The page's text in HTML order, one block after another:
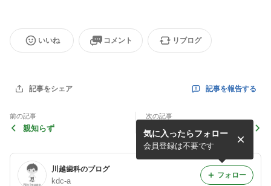
いいね コメント リブログ
記事をシェア 記事を報告する
前の記事
親知らず
次の記事
川越歯科のブログ
kdc-a
気に入ったらフォロー
会員登録は不要です
フォロー